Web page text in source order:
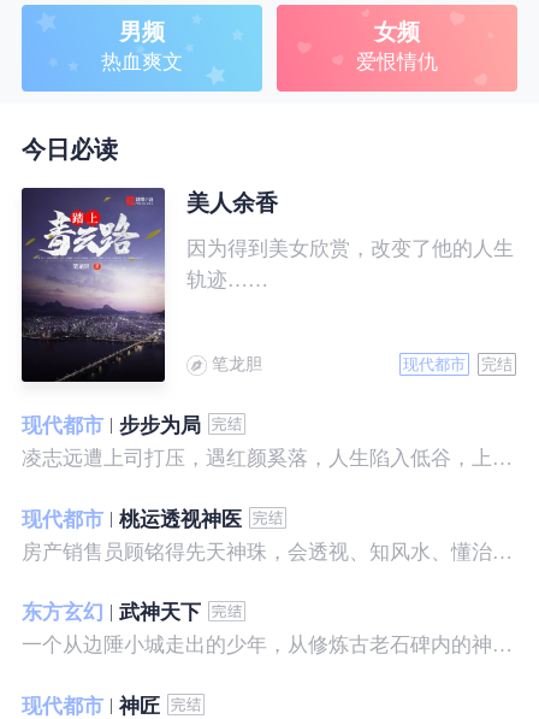
男频
热血爽文
女频
爱恨情仇
今日必读
美人余香
因为得到美女欣赏，改变了他的人生
轨迹……
笔龙胆 现代都市 完结
现代都市
步步为局
凌志远遭上司打压，遇红颜奚落，人生陷入低谷，上帝在关上一扇门的同时，势必会留下一扇窗，面对稍纵即逝的机会，他果断出手了……
现代都市
桃运透视神医
房产销售员顾铭得先天神珠，会透视、知风水、懂治病、有神通，开始逆袭人生。
东方玄幻
武神天下
一个从边陲小城走出的少年，从修炼古老石碑内的神秘一式开始，一路高歌狂飙，打造一片属于自己的天下……
现代都市
神匠